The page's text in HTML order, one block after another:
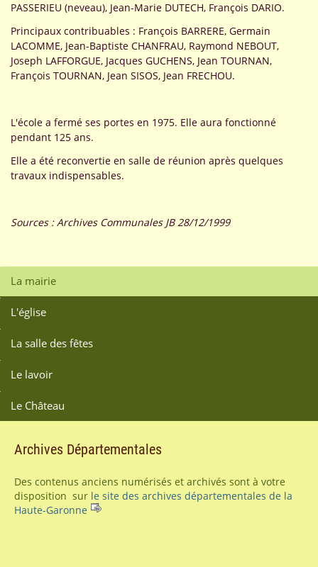
PASSERIEU (neveau), Jean-Marie DUTECH, François DARIO.
Principaux contribuables : François BARRERE, Germain
LACOMME, Jean-Baptiste CHANFRAU, Raymond NEBOUT,
Joseph LAFFORGUE, Jacques GUCHENS, Jean TOURNAN,
François TOURNAN, Jean SISOS, Jean FRECHOU.
L'école a fermé ses portes en 1975. Elle aura fonctionné
pendant 125 ans.
Elle a été reconvertie en salle de réunion après quelques
travaux indispensables.
Sources : Archives Communales JB 28/12/1999
La mairie
L'église
La salle des fêtes
Le lavoir
Le Château
Archives Départementales
Des contenus anciens numérisés et archivés sont à votre
disposition sur le site des archives départementales de la
Haute-Garonne